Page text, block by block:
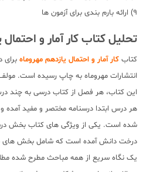
9) ارائه بارم بندی برای آزمون ها
تحلیل کتاب کار آمار و
کتاب کار آمار و احتمال یازدهم مهروماه برای
انتشارات مهروماه به چاپ رسیده است.
این کتاب، هر فصل از کتاب درسی به چند
هر درس ابتدا درسنامه مختصر و مفید آمده و
شده است. یکی از ویژگی های کتاب بخش
درخت دانش آمده است که شامل بخش های
یک نگاه سریع از همه مباحث مطرح شده